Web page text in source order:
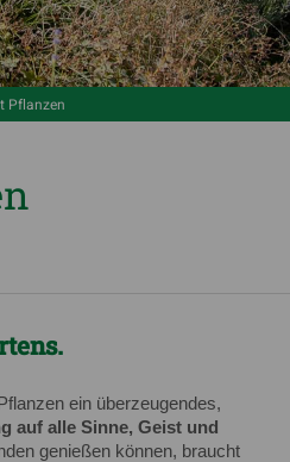
Pflanzen
ein überzeugendes,
auf alle Sinne, Geist und
genießen können, braucht